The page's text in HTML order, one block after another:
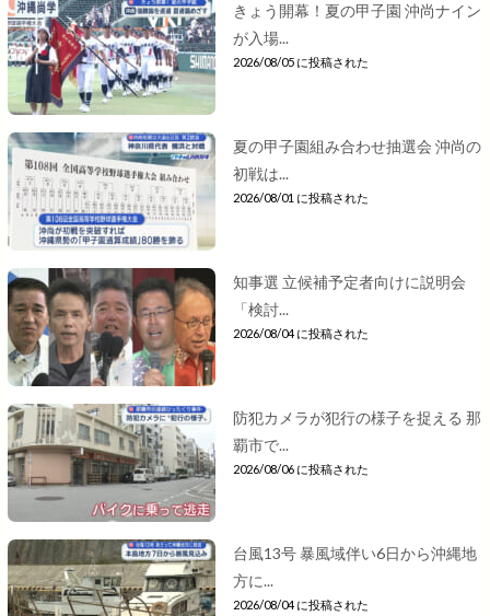
きょう開幕！夏の甲子園 沖尚ナイン
が入場...
2026/08/05 に投稿された
夏の甲子園組み合わせ抽選会 沖尚の
初戦は...
2026/08/01 に投稿された
知事選 立候補予定者向けに説明会
「検討...
2026/08/04 に投稿された
防犯カメラが犯行の様子を捉える 那
覇市で...
2026/08/06 に投稿された
台風13号 暴風域伴い6日から沖縄地
方に...
2026/08/04 に投稿された